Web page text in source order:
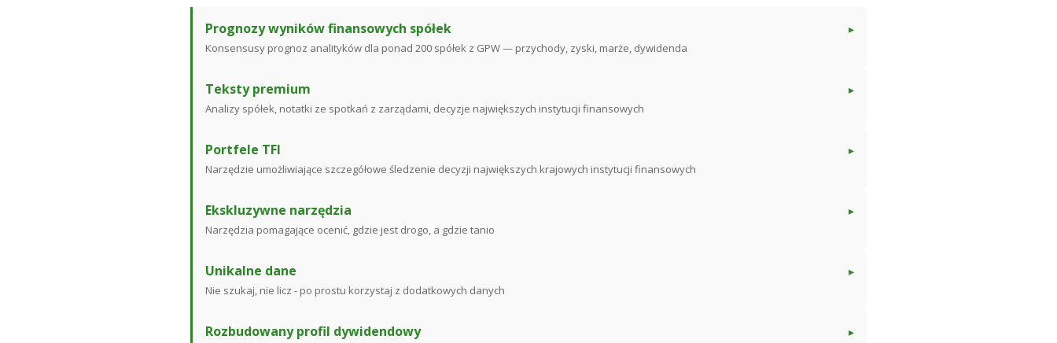
Prognozy wyników finansowych spółek
Konsensusy prognoz analityków dla ponad 200 spółek z GPW — przychody, zyski, marże, dywidenda
Teksty premium
Analizy spółek, notatki ze spotkań z zarządami, decyzje największych instytucji finansowych
Portfele TFI
Narzędzie umożliwiające szczegółowe śledzenie decyzji największych krajowych instytucji finansowych
Ekskluzywne narzędzia
Narzędzia pomagające ocenić, gdzie jest drogo, a gdzie tanio
Unikalne dane
Nie szukaj, nie licz - po prostu korzystaj z dodatkowych danych
Rozbudowany profil dywidendowy